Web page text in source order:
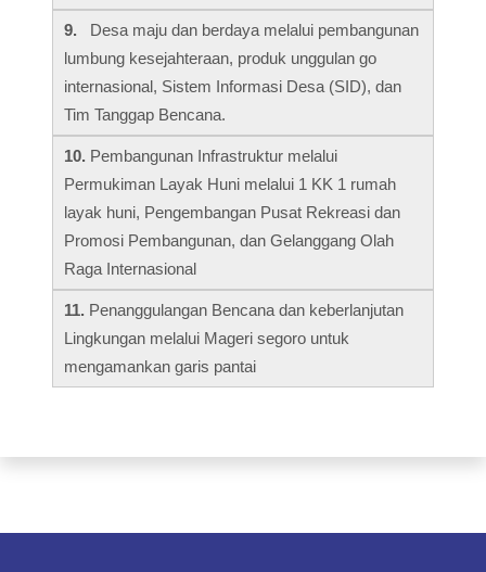
9.
Desa maju dan berdaya melalui pembangunan
lumbung kesejahteraan, produk unggulan go
internasional, Sistem Informasi Desa (SID), dan
Tim Tanggap Bencana.
10. Pembangunan Infrastruktur melalui
Permukiman Layak Huni melalui 1 KK 1 rumah
layak huni, Pengembangan Pusat Rekreasi dan
Promosi Pembangunan, dan Gelanggang Olah
Raga Internasional
11. Penanggulangan Bencana dan keberlanjutan
Lingkungan melalui Mageri segoro untuk
mengamankan garis pantai